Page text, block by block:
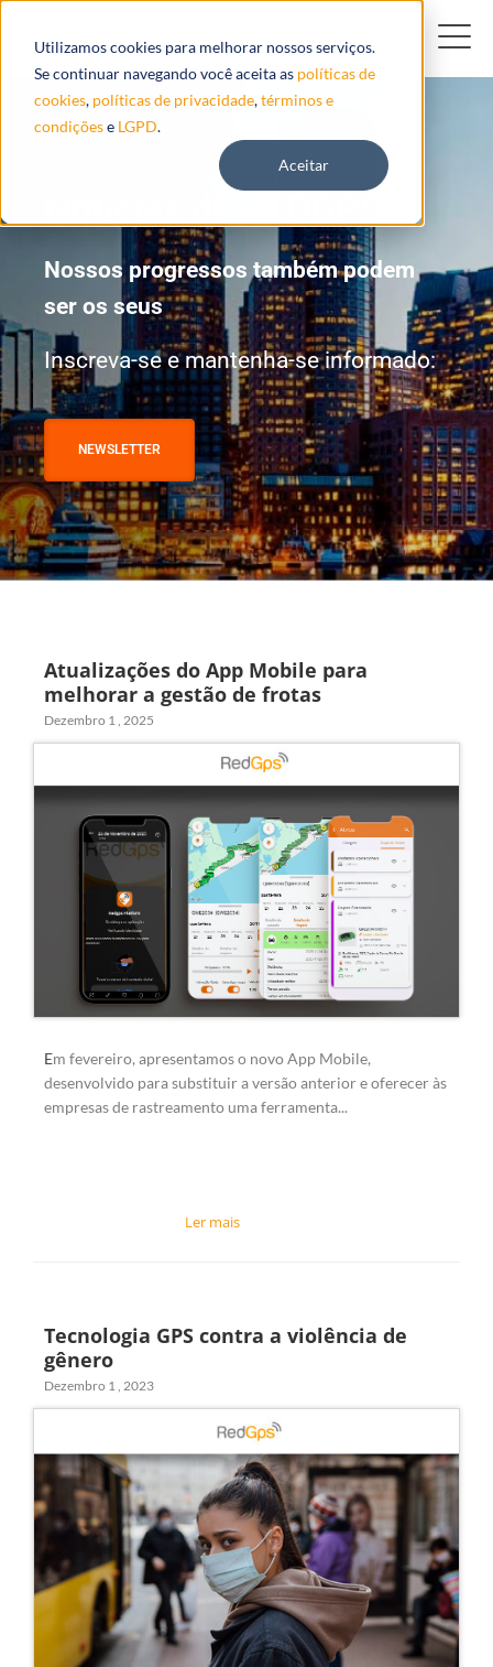
Utilizamos cookies para melhorar nossos serviços.
Se continuar navegando você aceita as políticas de
cookies, políticas de privacidade,términos e
condiçõese LGPD.
Aceitar
Nossos progressos também podem
ser os seus
Inscreva-se e mantenha-se informado:
NEWSLETTER
Atualizações do App Mobile para
melhorar a gestão de frotas
Dezembro 1 , 2025
Em fevereiro, apresentamos o novoApp Mobile,
desenvolvido para substituir a versão anterior e oferecer às
empresas de rastreamento uma ferramenta...
Tecnologia GPS contra a violência de
gênero
Dezembro 1 , 2023